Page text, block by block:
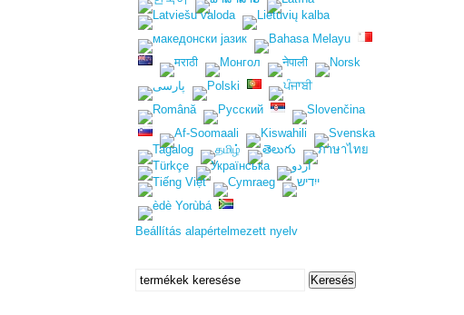
Beállítás alapértelmezett nyelv
keresése: Keresés